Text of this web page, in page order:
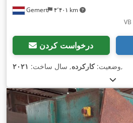
Gemert ۴٬۴۰۱ km
درخواست کردن
وضعیت:کارکرده, سال ساخت: ۲۰۲۱ ,